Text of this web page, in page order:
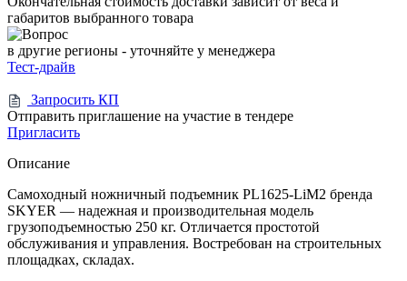
габаритов выбранного товара
в другие регионы - уточняйте у менеджера
Тест-драйв
Запросить КП
Отправить приглашение на участие в тендере
Пригласить
Описание
Самоходный ножничный подъемник PL1625-LiM2 бренда
SKYER — надежная и производительная модель
грузоподъемностью 250 кг. Отличается простотой
обслуживания и управления. Востребован на строительных
площадках, складах.